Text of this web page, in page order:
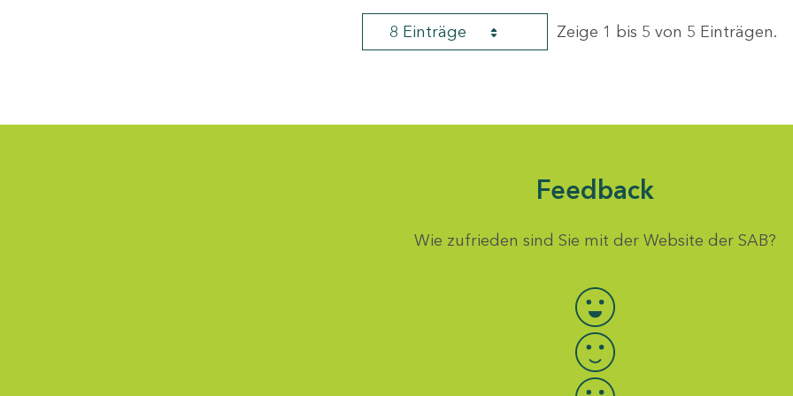
8 Einträge Zeige 1 bis 5 von 5 Einträgen.
Feedback
Wie zufrieden sind Sie mit der Website der SAB?
Bewertung auswählen